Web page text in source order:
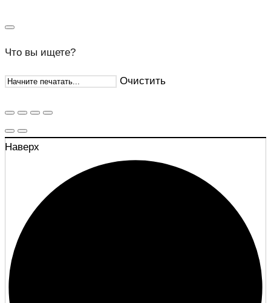
Что вы ищете?
Очистить
Наверх